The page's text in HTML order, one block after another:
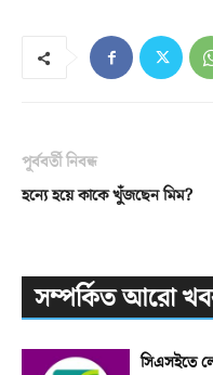
পূর্ববর্তী নিবন্ধ
হন্যে হয়ে কাকে খুঁজছেন মিম?
সম্পর্কিত আরো
সিএসইতে